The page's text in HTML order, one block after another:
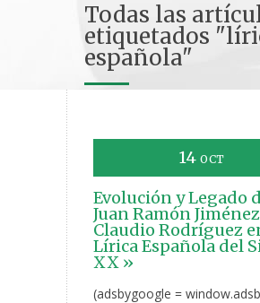
Todas las
etiquetados
española"
14 OCT
Evolución y Legado
Juan Ramón
Claudio Rodríguez
Lírica Española del
XX »
(adsbygoogle =